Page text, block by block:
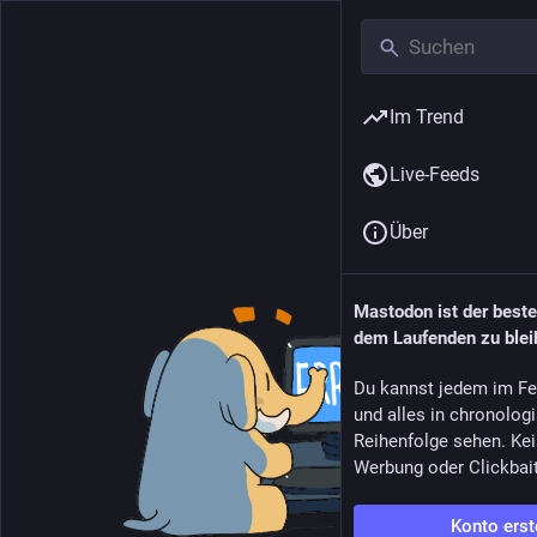
Im Trend
Live-Feeds
Über
Mastodon ist der
dem Laufenden zu
Du kannst jedem im
und alles in
Reihenfolge sehen.
Werbung oder
Konto